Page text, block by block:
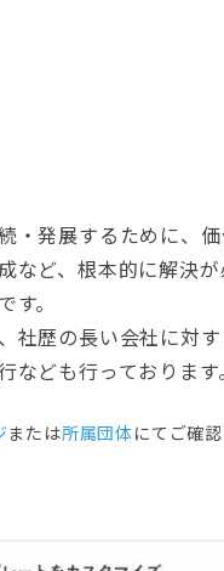
発展するために、
ど、根本的に解決
。
歴の長い会社に対
ども行っております。
または所属団体にてご確認